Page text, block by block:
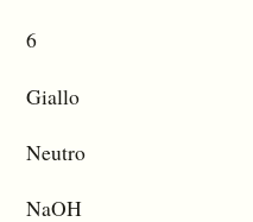
6
Giallo
Neutro
NaOH